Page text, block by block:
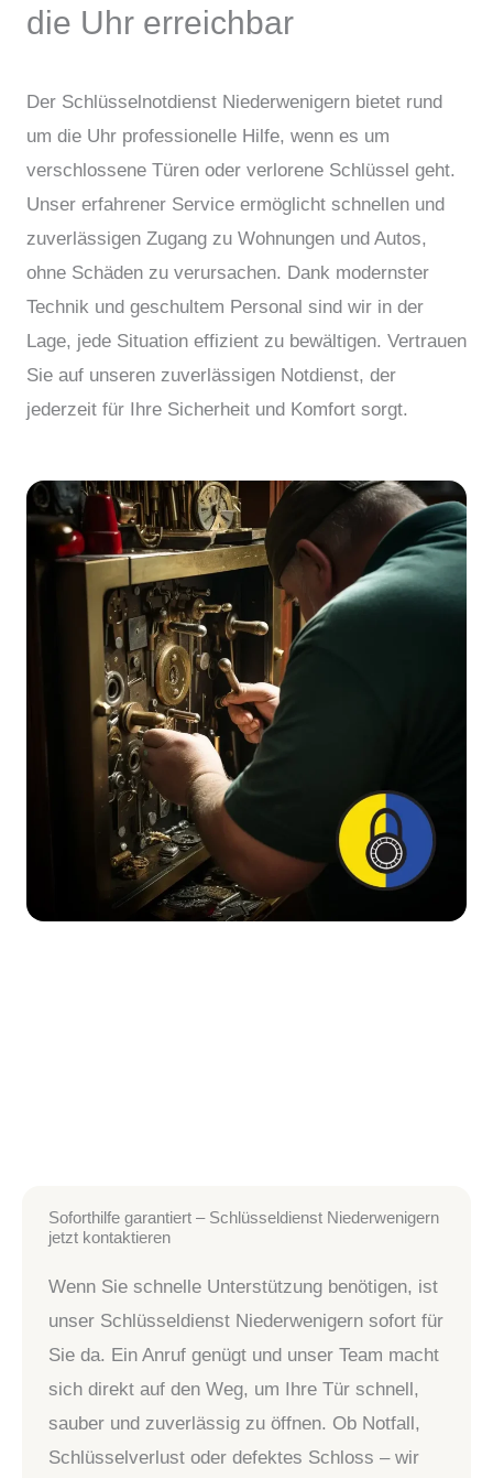
die Uhr erreichbar
Der Schlüsselnotdienst Niederwenigern bietet rund
um die Uhr professionelle Hilfe, wenn es um
verschlossene Türen oder verlorene Schlüssel geht.
Unser erfahrener Service ermöglicht schnellen und
zuverlässigen Zugang zu Wohnungen und Autos,
ohne Schäden zu verursachen. Dank modernster
Technik und geschultem Personal sind wir in der
Lage, jede Situation effizient zu bewältigen. Vertrauen
Sie auf unseren zuverlässigen Notdienst, der
jederzeit für Ihre Sicherheit und Komfort sorgt.
Soforthilfe garantiert – Schlüsseldienst Niederwenigern
jetzt kontaktieren
Wenn Sie schnelle Unterstützung benötigen, ist
unser Schlüsseldienst Niederwenigern sofort für
Sie da. Ein Anruf genügt und unser Team macht
sich direkt auf den Weg, um Ihre Tür schnell,
sauber und zuverlässig zu öffnen. Ob Notfall,
Schlüsselverlust oder defektes Schloss – wir